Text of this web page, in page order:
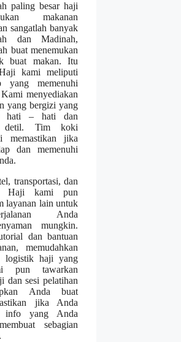
paling besar haji
makanan
sangatlah banyak
dan Madinah,
buat menemukan
buat makan. Itu
kami meliputi
yang memenuhi
menyediakan
yang bergizi yang
hati – hati dan
detil. Tim koki
memastikan jika
dan memenuhi
transportasi, dan
Haji kami pun
layanan lain untuk
Anda
mungkin.
dan bantuan
memudahkan
logistik haji yang
pun tawarkan
dan sesi pelatihan
Anda buat
jika Anda
info yang Anda
sebagian